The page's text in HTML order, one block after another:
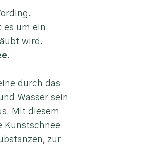
es um ein
wird.
.
durch das
Wasser sein
Mit diesem
Kunstschnee
zur